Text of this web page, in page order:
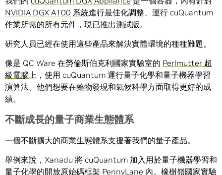
NVIDIA DGX A100 系統進行最佳化調整、運行 cuQuantum
作業所需的所有元件，現已推出測試版。
研究人員已經在使用這些產品來解決實體環境的種種難題。
像是 QC Ware 在勞倫斯伯克利國家實驗室的 Perlmutter 超
級電腦上，使用 cuQuantum 運行量子化學和量子機器學習
演算法。他們想要在藥物發現和氣候科學方面取得更好的成
績。
不斷成長的量子商業生態體系
一個不斷擴大的商業生態體系支援著我們的量子產品。
舉例來說，Xanadu 將 cuQuantum 加入用於量子機器學習和
量子化學的開放原始碼框架 PennyLane 內。橡樹嶺國家實驗